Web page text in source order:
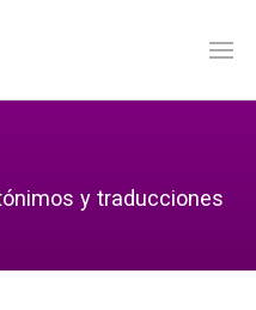
y traducciones